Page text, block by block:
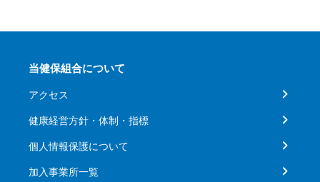
当健保組合について
アクセス
健康経営方針・体制・指標
個人情報保護について
加入事業所一覧